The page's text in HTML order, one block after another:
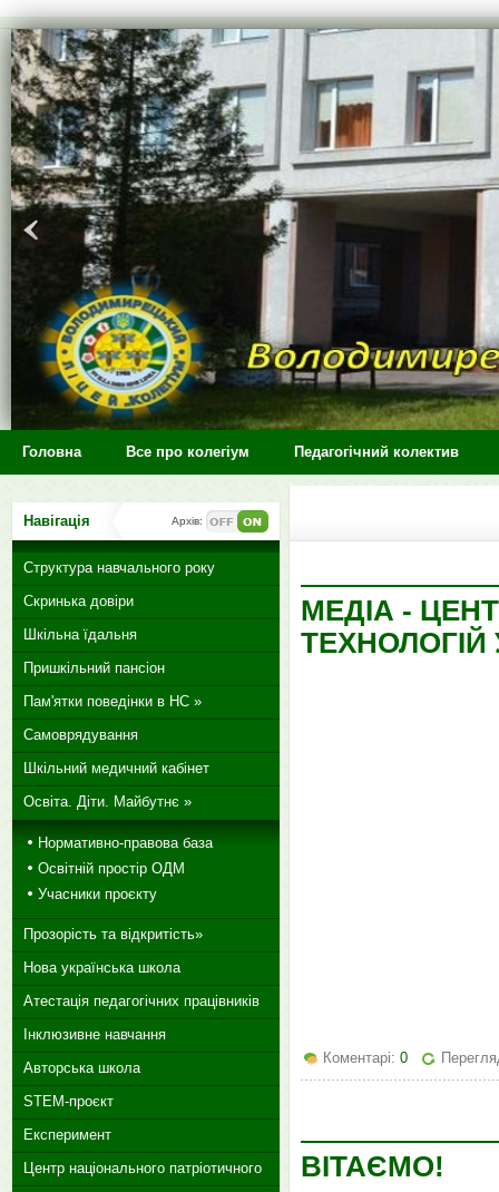
>
Головна Все про колегіум Педагогічний колектив
МЕДІА -
ТЕХНОЛОГІЙ
Коментарі: 0
ВІТАЄМО!
Навігація Архів:
Структура навчального року
Скринька довіри
Шкільна їдальня
Пришкільний пансіон
Пам'ятки поведінки в НС »
Самоврядування
Шкільний медичний кабінет
Освіта. Діти. Майбутнє »
Нормативно-правова база
Освітній простір ОДМ
Учасники проєкту
Прозорість та відкритість»
Нова українська школа
Атестація педагогічних працівників
Інклюзивне навчання
Авторська школа
STEM-проєкт
Експеримент
Центр національного патріотичного